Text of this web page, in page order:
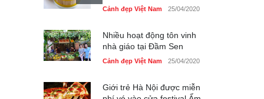
Cảnh đẹp Việt Nam 25/04/2020
Nhiều hoạt động tôn vinh
nhà giáo tại Đầm Sen
Cảnh đẹp Việt Nam 25/04/2020
Giới trẻ Hà Nội được miễn